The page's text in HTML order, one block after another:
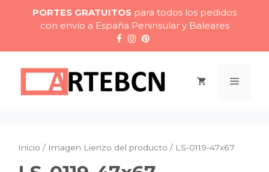
contenido
PORTES GRATUITOS para todos los pedidos
con envío a España Peninsular y Baleares
Menú
Inicio / Imagen Lienzo del producto / LS-0119-47x67